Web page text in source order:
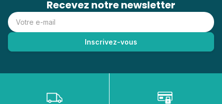
Recevez notre newsletter